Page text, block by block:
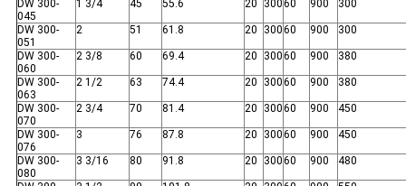
DW 300-
045
1 3/4 45 55.6 20 30060 900 300
DW 300-
051
2 51 61.8 20 30060 900 300
DW 300-
060
2 3/8 60 69.4 20 30060 900 380
DW 300-
063
2 1/2 63 74.4 20 30060 900 380
DW 300-
070
2 3/4 70 81.4 20 30060 900 450
DW 300-
076
3 76 87.8 20 30060 900 450
DW 300-
080
3 3/16 80 91.8 20 30060 900 480